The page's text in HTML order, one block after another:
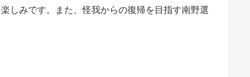
しみです。また、怪我からの復帰を目指す南野選